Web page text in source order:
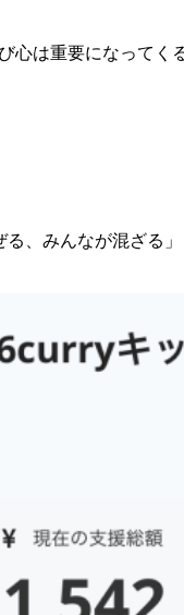
は重要になってく
、みんなが混ざる」